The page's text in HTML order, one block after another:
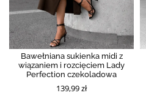
Bawełniana sukienka midi z
wiązaniem i rozcięciem Lady
Perfection czekoladowa
139,99 zł